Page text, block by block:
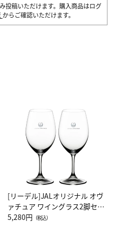
投稿いただけます。購入商品はログ
からご確認いただけます。
[リーデル]JALオリジナル オヴ
ァチュア ワイングラス2脚セッ
ト（レッドワイン）
5,280円 （税込）